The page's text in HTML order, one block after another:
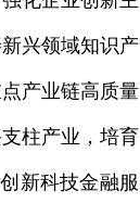
兴领域知识产
产业链高质量
柱产业，培育
新科技金融服